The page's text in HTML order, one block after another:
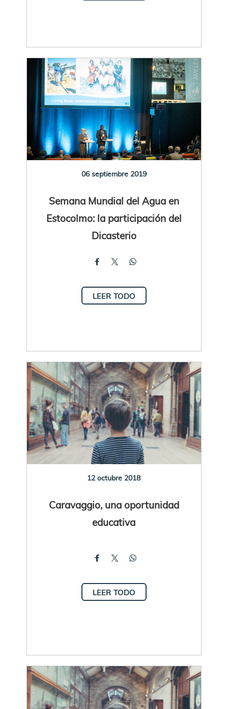
06 septiembre 2019
Semana Mundial del Agua en
Estocolmo: la participación del
Dicasterio
LEER TODO
12 octubre 2018
Caravaggio, una oportunidad
educativa
LEER TODO